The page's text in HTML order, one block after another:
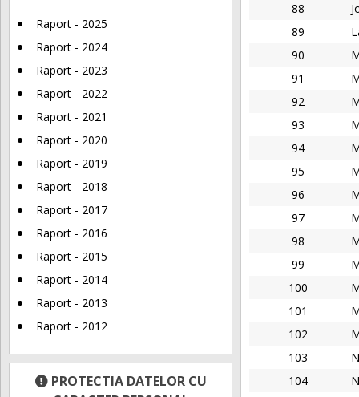
Raport - 2025
Raport - 2024
Raport - 2023
Raport - 2022
Raport - 2021
Raport - 2020
Raport - 2019
Raport - 2018
Raport - 2017
Raport - 2016
Raport - 2015
Raport - 2014
Raport - 2013
Raport - 2012
PROTECTIA DATELOR CU
88
89
90
91
92
93
94
95
96
97
98
99
100
101
102
103
104